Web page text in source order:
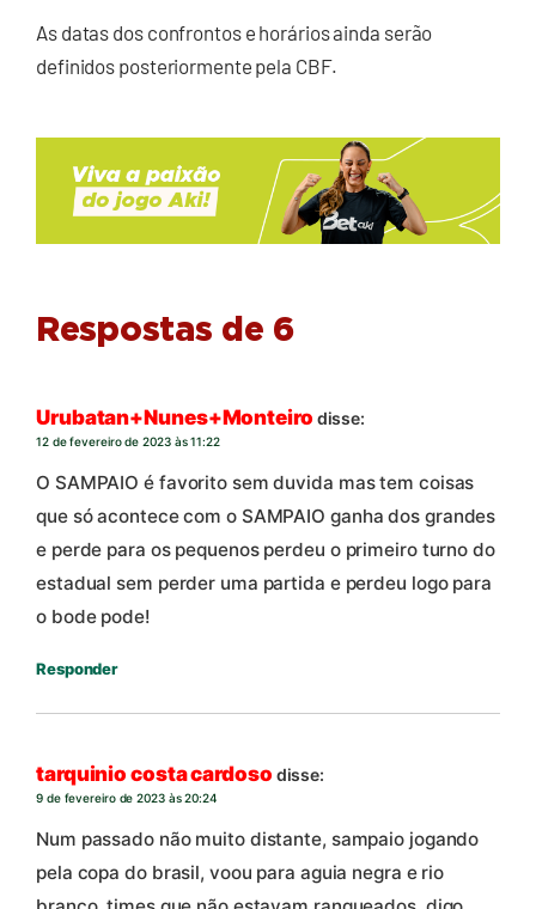
As datas dos confrontos e horários ainda serão
definidos posteriormente pela CBF.
Respostas de 6
Urubatan+Nunes+Monteiro disse:
12 de fevereiro de 2023 às 11:22
O SAMPAIO é favorito sem duvida mas tem coisas
que só acontece com o SAMPAIO ganha dos grandes
e perde para os pequenos perdeu o primeiro turno do
estadual sem perder uma partida e perdeu logo para
o bode pode!
Responder
tarquinio costa cardoso disse:
9 de fevereiro de 2023 às 20:24
Num passado não muito distante, sampaio jogando
pela copa do brasil, voou para aguia negra e rio